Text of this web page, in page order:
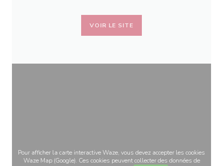
VOIR LE SITE
Pour afficher la carte interactive Waze, vous devez accepter les cookies
Waze Map (Google). Ces cookies peuvent collecter des données de